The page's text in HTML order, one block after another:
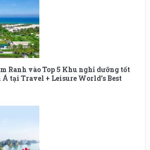
Ranh vào Top 5 Khu nghỉ dưỡng tốt
tại Travel + Leisure World’s Best